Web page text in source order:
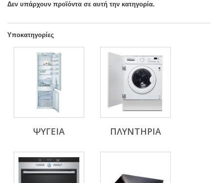
Δεν υπάρχουν προϊόντα σε αυτή την κατηγορία.
Υποκατηγορίες
ΨΥΓΕΙΑ ΠΛΥΝΤΗΡΙΑ